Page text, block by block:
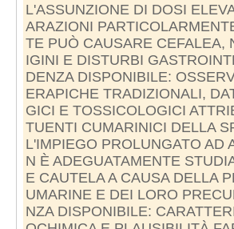
L'ASSUNZIONE DI DOSI
ARAZIONI
TE PUÒ CAUSARE CEFALEA,
IGINI E DISTURBI
DENZA DISPONIBILE:
ERAPICHE TRADIZIONALI,
GICI E TOSSICOLOGICI
TUENTI CUMARINICI DELLA
L'IMPIEGO PROLUNGATO AD
N È ADEGUATAMENTE
E CAUTELA A CAUSA DELLA
UMARINE E DEI LORO
NZA DISPONIBILE: